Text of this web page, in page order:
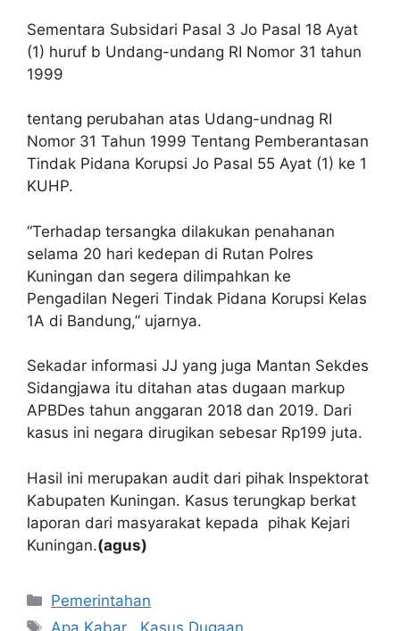
Sementara Subsidari Pasal 3 Jo Pasal 18 Ayat
(1) huruf b Undang-undang RI Nomor 31 tahun
1999
tentang perubahan atas Udang-undnag RI
Nomor 31 Tahun 1999 Tentang Pemberantasan
Tindak Pidana Korupsi Jo Pasal 55 Ayat (1) ke 1
KUHP.
“Terhadap tersangka dilakukan penahanan
selama 20 hari kedepan di Rutan Polres
Kuningan dan segera dilimpahkan ke
Pengadilan Negeri Tindak Pidana Korupsi Kelas
1A di Bandung,” ujarnya.
Sekadar informasi JJ yang juga Mantan Sekdes
Sidangjawa itu ditahan atas dugaan markup
APBDes tahun anggaran 2018 dan 2019. Dari
kasus ini negara dirugikan sebesar Rp199 juta.
Hasil ini merupakan audit dari pihak Inspektorat
Kabupaten Kuningan. Kasus terungkap berkat
laporan dari masyarakat kepada pihak Kejari
Kuningan.(agus)
Kategori
Pemerintahan
Tag
Apa Kabar Kasus Dugaan